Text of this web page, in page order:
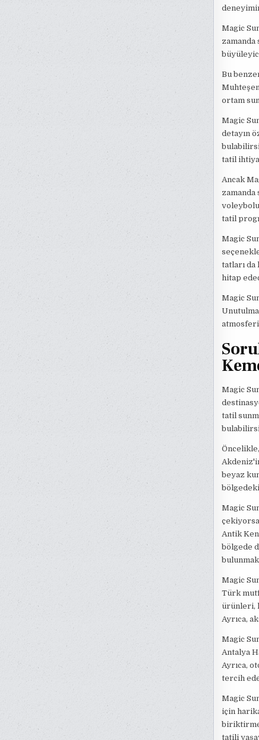
Magic
Bu
ortam
Magic
detayın
tatil
Ancak
tatil
Magic
tatları da
hitap
Magic
Magic
tatil
beyaz
Magic
Antik
bölgede
Magic
Türk
ürünleri,
Ayrıca,
Magic
Antalya
Ayrıca,
tercih
Magic
için
tatili